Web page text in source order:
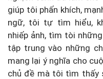
giúp tôi phấn khích,
ngữ, tôi tự tìm hiểu,
nhiếp ảnh, tìm tòi
tập trung vào những
mang lại ý nghĩa cho
chủ đề mà tôi tìm thấy